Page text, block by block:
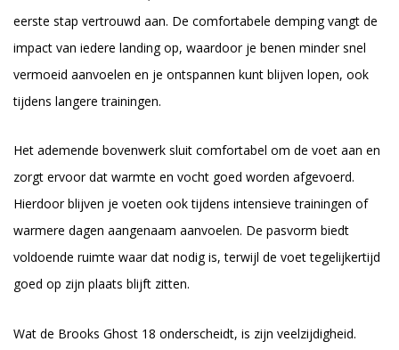
eerste stap vertrouwd aan. De comfortabele demping vangt de
impact van iedere landing op, waardoor je benen minder snel
vermoeid aanvoelen en je ontspannen kunt blijven lopen, ook
tijdens langere trainingen.
Het ademende bovenwerk sluit comfortabel om de voet aan en
zorgt ervoor dat warmte en vocht goed worden afgevoerd.
Hierdoor blijven je voeten ook tijdens intensieve trainingen of
warmere dagen aangenaam aanvoelen. De pasvorm biedt
voldoende ruimte waar dat nodig is, terwijl de voet tegelijkertijd
goed op zijn plaats blijft zitten.
Wat de Brooks Ghost 18 onderscheidt, is zijn veelzijdigheid.